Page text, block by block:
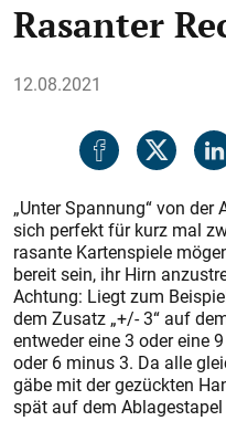
Rasanter
12.08.2021
„Unter Spannung“ von
sich perfekt für kurz mal
rasante Kartenspiele
bereit sein, ihr Hirn
Achtung: Liegt zum
dem Zusatz „+/- 3“ auf
entweder eine 3 oder eine
oder 6 minus 3. Da alle
gäbe mit der gezückten
spät auf dem